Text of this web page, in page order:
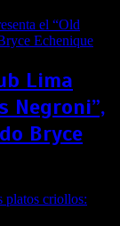
Lima
Negroni”,
Bryce